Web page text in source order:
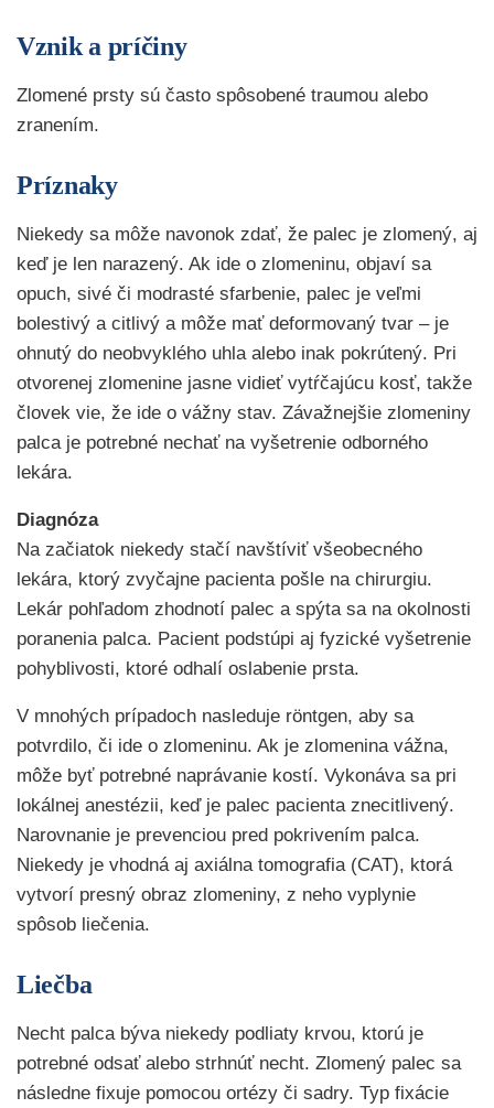
Vznik a príčiny
Zlomené prsty sú často spôsobené traumou alebo
zranením.
Príznaky
Niekedy sa môže navonok zdať, že palec je zlomený, aj
keď je len narazený. Ak ide o zlomeninu, objaví sa
opuch, sivé či modrasté sfarbenie, palec je veľmi
bolestivý a citlivý a môže mať deformovaný tvar – je
ohnutý do neobvyklého uhla alebo inak pokrútený. Pri
otvorenej zlomenine jasne vidieť vytŕčajúcu kosť, takže
človek vie, že ide o vážny stav. Závažnejšie zlomeniny
palca je potrebné nechať na vyšetrenie odborného
lekára.
Diagnóza
Na začiatok niekedy stačí navštíviť všeobecného
lekára, ktorý zvyčajne pacienta pošle na chirurgiu.
Lekár pohľadom zhodnotí palec a spýta sa na okolnosti
poranenia palca. Pacient podstúpi aj fyzické vyšetrenie
pohyblivosti, ktoré odhalí oslabenie prsta.
V mnohých prípadoch nasleduje röntgen, aby sa
potvrdilo, či ide o zlomeninu. Ak je zlomenina vážna,
môže byť potrebné naprávanie kostí. Vykonáva sa pri
lokálnej anestézii, keď je palec pacienta znecitlivený.
Narovnanie je prevenciou pred pokrivením palca.
Niekedy je vhodná aj axiálna tomografia (CAT), ktorá
vytvorí presný obraz zlomeniny, z neho vyplynie
spôsob liečenia.
Liečba
Necht palca býva niekedy podliaty krvou, ktorú je
potrebné odsať alebo strhnúť necht. Zlomený palec sa
následne fixuje pomocou ortézy či sadry. Typ fixácie